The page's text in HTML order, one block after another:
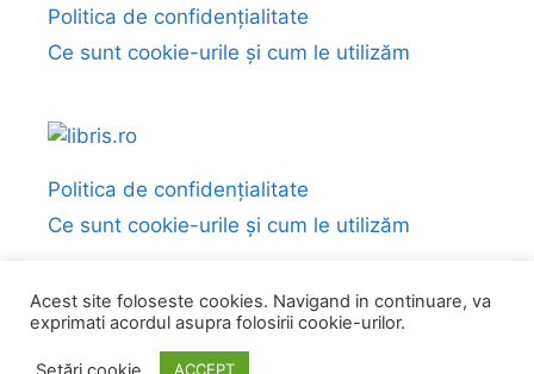
Politica de confidențialitate
Ce sunt cookie-urile și cum le utilizăm
Politica de confidențialitate
Ce sunt cookie-urile și cum le utilizăm
© 2026 Fragmente și citate din cărți• Construit cu
GeneratePress
Acest site foloseste cookies. Navigand in continuare, va
exprimati acordul asupra folosirii cookie-urilor.
ACCEPT